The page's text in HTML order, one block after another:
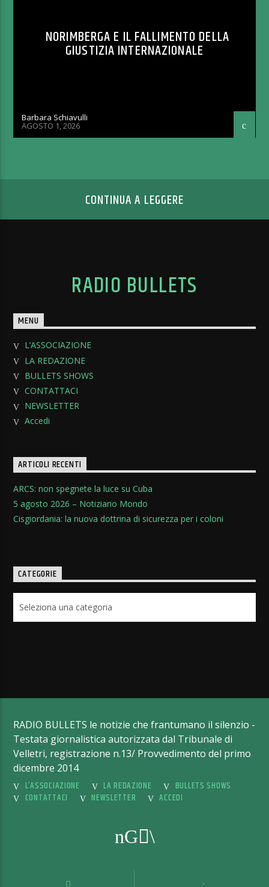
NORIMBERGA E IL FALLIMENTO DELLA
GIUSTIZIA INTERNAZIONALE
Barbara Schiavulli
AGOSTO 1, 2026
CONTINUA A LEGGERE
RADIO BULLETS
MENU
L’ASSOCIAZIONE
LA REDAZIONE
BULLETS SHOWS
CONTATTACI
NEWSLETTER
Accedi
ARTICOLI RECENTI
ARCS: non spegnete la luce su Cuba
5 agosto 2026 – Notiziario Mondo
Cisgiordania: la nuova dottrina di sicurezza per i coloni
CATEGORIE
RADIO BULLETS le notizie che frantumano il silenzio -
Testata giornalistica autorizzata dal Tribunale di
Velletri, registrazione n.13/ Provvedimento del primo
dicembre 2014
L’ASSOCIAZIONE
LA REDAZIONE
BULLETS SHOWS
CONTATTACI
NEWSLETTER ACCEDI